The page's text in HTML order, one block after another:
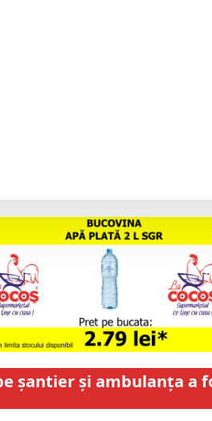
șantier și ambulanța a